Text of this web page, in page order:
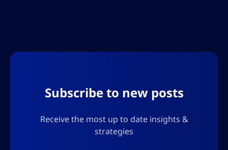
Subscribe to new posts
Receive the most up to date insights &
strategies